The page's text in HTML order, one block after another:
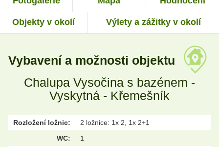
Objekty v okolí Výlety a zážitky v okolí
Vybavení a možnosti objektu
Chalupa Vysočina s bazénem -
Vyskytná - Křemešník
Rozložení ložnic:
2 ložnice: 1x 2, 1x 2+1
WC:
1